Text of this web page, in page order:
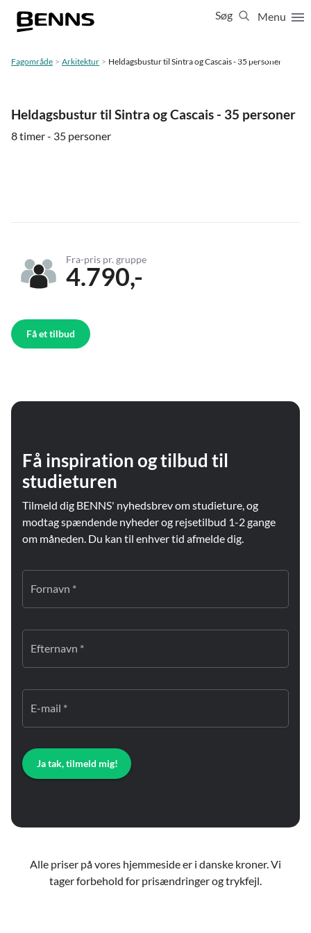
Menu
Søg
65 65 65 63
Fagområde Arkitektur Heldagsbustur til Sintra og Cascais - 35 personer
Heldagsbustur til Sintra og Cascais - 35 personer
8 timer - 35 personer
Fra-pris pr. gruppe
4.790,-
Få et tilbud
Få inspiration og tilbud til
studieturen
Tilmeld dig BENNS' nyhedsbrev om studieture, og
modtag spændende nyheder og rejsetilbud 1-2 gange
om måneden. Du kan til enhver tid afmelde dig.
Fornavn *
Efternavn *
E-mail *
Ja tak, tilmeld mig!
Alle priser på vores hjemmeside er i danske kroner. Vi
tager forbehold for prisændringer og trykfejl.
Luk
Firma- og temarejser
Studierejser